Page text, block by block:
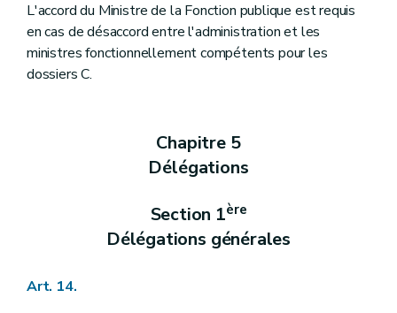
L'accord du Ministre de la Fonction publique est requis
en cas de désaccord entre l'administration et les
ministres fonctionnellement compétents pour les
dossiers C.
Chapitre 5
Délégations
Section 1ère
Délégations générales
Art. 14.